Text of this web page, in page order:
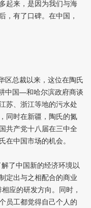
起来，是因为我们与海
，有了口碑。在中国，
区总裁以来，这位在陶氏
中国—和哈尔滨政府商谈
苏、浙江等地的污水处
同时在新疆，陶氏的氮
共产党十八届在三中全
中国市场的机会。
了中国新的经济环境以
定出与之相配合的商业
应的研发方向。同时，
员工都觉得自己个人的